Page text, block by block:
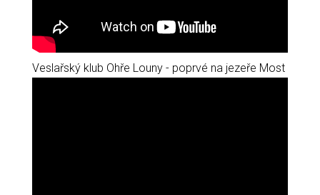
Veslařský klub Ohře Louny - poprvé na jezeře Most